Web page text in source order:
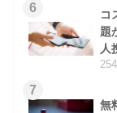
6
コ
題
人
7
無